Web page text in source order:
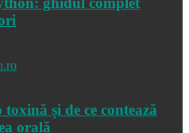
și de ce contează
orală